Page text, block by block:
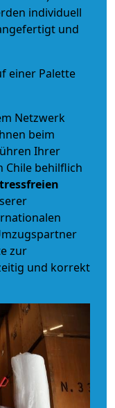
individuell
und
einer Palette
Netzwerk
beim
Ihrer
Chile behilflich
zur
und korrekt